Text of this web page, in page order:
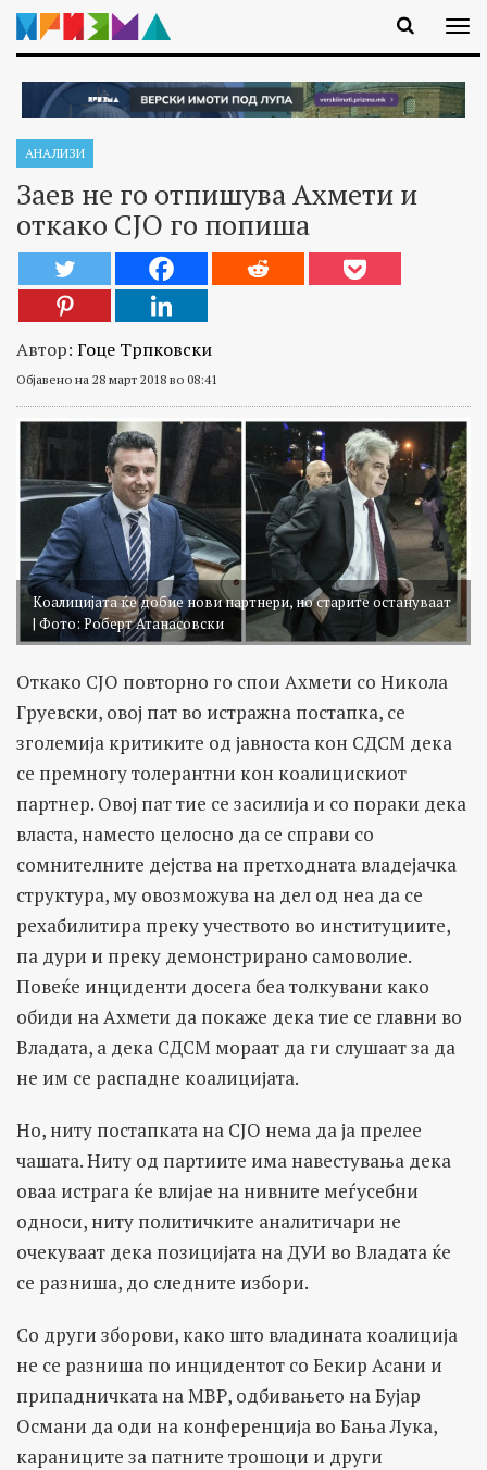
АНАЛИЗИ
Заев не го отпишува Ахмети и
откако СЈО го попиша
Автор: Гоце Трпковски
Објавено на 28 март 2018 во 08:41
Коалицијата ќе добие нови партнери, но старите остануваат
| Фото: Роберт Атанасовски
Откако СЈО повторно го спои Ахмети со Никола
Груевски, овој пат во истражна постапка, се
зголемија критиките од јавноста кон СДСМ дека
се премногу толерантни кон коалицискиот
партнер. Овој пат тие се засилија и со пораки дека
власта, наместо целосно да се справи со
сомнителните дејства на претходната владејачка
структура, му овозможува на дел од неа да се
рехабилитира преку учеството во институциите,
па дури и преку демонстрирано самоволие.
Повеќе инциденти досега беа толкувани како
обиди на Ахмети да покаже дека тие се главни во
Владата, а дека СДСМ мораат да ги слушаат за да
не им се распадне коалицијата.
Но, ниту постапката на СЈО нема да ја прелeе
чашата. Ниту од партиите има навестувања дека
оваа истрага ќе влијае на нивните меѓусебни
односи, ниту политичките аналитичари не
очекуваат дека позицијата на ДУИ во Владата ќе
се разниша, до следните избори.
Со други зборови, како што владината коалиција
не се разниша по инцидентот со Бекир Асани и
припадничката на МВР, одбивањето на Бујар
Османи да оди на конференција во Бања Лука,
караниците за патните трошоци и други